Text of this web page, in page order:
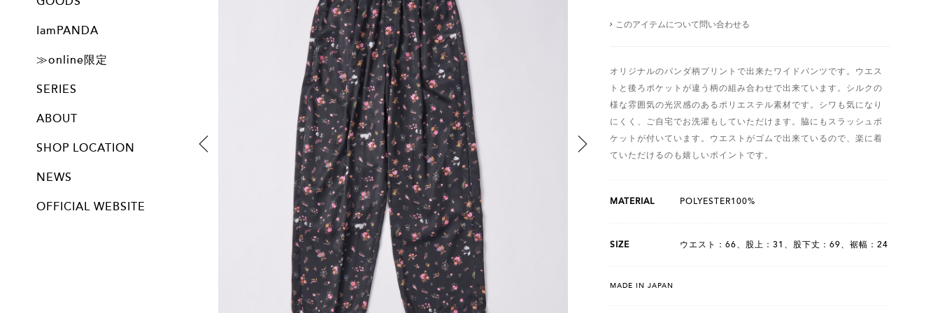
IamPANDA
≫online限定
SERIES
ABOUT
SHOP LOCATION
NEWS
OFFICIAL WEBSITE
このアイテムについて問い合わせる
オリジナルのパンダ柄プリントで出来たワイドパンツです。ウエス
トと後ろポケットが違う柄の組み合わせで出来ています。シルクの
様な雰囲気の光沢感のあるポリエステル素材です。シワも気になり
にくく、ご自宅でお洗濯もしていただけます。脇にもスラッシュポ
ケットが付いています。ウエストがゴムで出来ているので、楽に着
ていただけるのも嬉しいポイントです。
MATERIAL POLYESTER100%
SIZE ウエスト：66、股上：31、股下丈：69、裾幅：24
MADE IN JAPAN